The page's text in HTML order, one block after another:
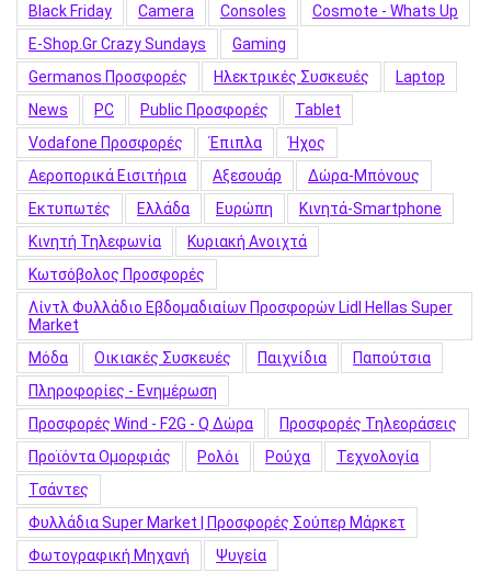
Black Friday
Camera Consoles
Cosmote - Whats Up
E-Shop.gr Crazy Sundays
Gaming
Germanos Προσφορές
Hλεκτρικές Συσκευές
Laptop
News
PC Public Προσφορές
Tablet
Vodafone Προσφορές
Έπιπλα
Ήχος
Αεροπορικά Εισιτήρια
Αξεσουάρ
Δώρα-Μπόνους
Εκτυπωτές
Ελλάδα Ευρώπη
Κινητά-Smartphone
Κινητή Τηλεφωνία
Κυριακή Ανοιχτά
Κωτσόβολος Προσφορές
Λίντλ Φυλλάδιο Εβδομαδιαίων Προσφορών Lidl Hellas Super
Market
Μόδα
Οικιακές Συσκευές Παιχνίδια
Παπούτσια
Πληροφορίες - Ενημέρωση
Προσφορές Wind - F2G - Q Δώρα
Προσφορές Τηλεοράσεις
Προϊόντα Ομορφιάς
Ρολόι Ρούχα
Τεχνολογία
Τσάντες
Φυλλάδια Super Market | Προσφορές Σούπερ Μάρκετ
Φωτογραφική Μηχανή
Ψυγεία